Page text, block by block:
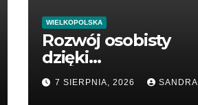
WIELKOPOLSKA
Rozwój osobisty
dzięki
wartościowym
publikacjom
7 SIERPNIA, 2026 SANDRA